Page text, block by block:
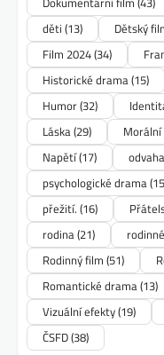
děti (13) Dětský
Film 2024(34)
Historické drama(15)
Humor(32)
Láska(29)
Napětí(17) odvaha
psychologické drama
přežití. (16)
rodina(21)
Rodinný film (51)
Romantické drama(13)
Vizuální efekty(19)
ČSFD(38)